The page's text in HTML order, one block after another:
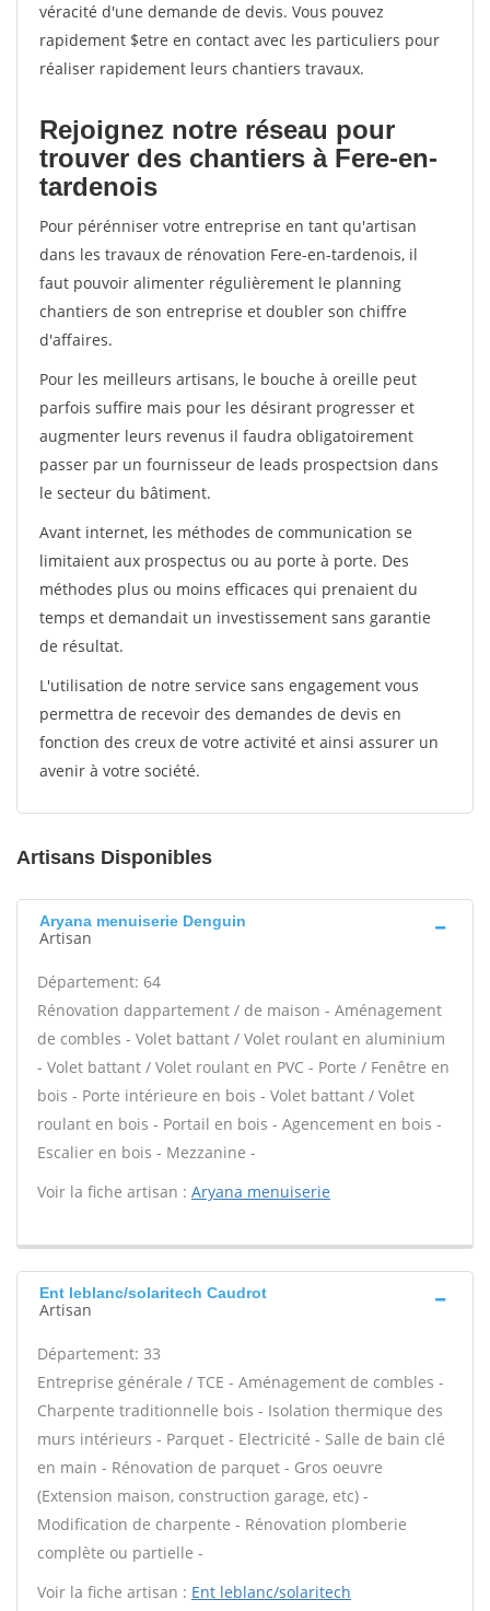
véracité d'une demande de devis. Vous pouvez
rapidement $etre en contact avec les particuliers pour
réaliser rapidement leurs chantiers travaux.
Rejoignez notre réseau pour
trouver des chantiers à Fere-en-
tardenois
Pour pérénniser votre entreprise en tant qu'artisan
dans les travaux de rénovation Fere-en-tardenois, il
faut pouvoir alimenter régulièrement le planning
chantiers de son entreprise et doubler son chiffre
d'affaires.
Pour les meilleurs artisans, le bouche à oreille peut
parfois suffire mais pour les désirant progresser et
augmenter leurs revenus il faudra obligatoirement
passer par un fournisseur de leads prospectsion dans
le secteur du bâtiment.
Avant internet, les méthodes de communication se
limitaient aux prospectus ou au porte à porte. Des
méthodes plus ou moins efficaces qui prenaient du
temps et demandait un investissement sans garantie
de résultat.
L'utilisation de notre service sans engagement vous
permettra de recevoir des demandes de devis en
fonction des creux de votre activité et ainsi assurer un
avenir à votre société.
Artisans Disponibles
Aryana menuiserie Denguin
Artisan
Département: 64
Rénovation dappartement / de maison - Aménagement
de combles - Volet battant / Volet roulant en aluminium
- Volet battant / Volet roulant en PVC - Porte / Fenêtre en
bois - Porte intérieure en bois - Volet battant / Volet
roulant en bois - Portail en bois - Agencement en bois -
Escalier en bois - Mezzanine -
Voir la fiche artisan : Aryana menuiserie
Ent leblanc/solaritech Caudrot
Artisan
Département: 33
Entreprise générale / TCE - Aménagement de combles -
Charpente traditionnelle bois - Isolation thermique des
murs intérieurs - Parquet - Electricité - Salle de bain clé
en main - Rénovation de parquet - Gros oeuvre
(Extension maison, construction garage, etc) -
Modification de charpente - Rénovation plomberie
complète ou partielle -
Voir la fiche artisan : Ent leblanc/solaritech